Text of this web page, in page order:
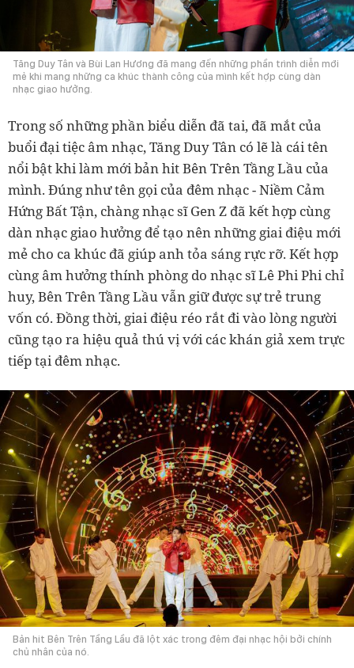
Tăng Duy Tân và Bùi Lan Hương đã mang đến những phần trình diễn mới
mẻ khi mang những ca khúc thành công của mình kết hợp cùng dàn
nhạc giao hưởng.
Trong số những phần biểu diễn đã tai, đã mắt của
buổi đại tiệc âm nhạc, Tăng Duy Tân có lẽ là cái tên
nổi bật khi làm mới bản hit Bên Trên Tầng Lầu của
mình. Đúng như tên gọi của đêm nhạc - Niềm Cảm
Hứng Bất Tận, chàng nhạc sĩ Gen Z đã kết hợp cùng
dàn nhạc giao hưởng để tạo nên những giai điệu mới
mẻ cho ca khúc đã giúp anh tỏa sáng rực rỡ. Kết hợp
cùng âm hưởng thính phòng do nhạc sĩ Lê Phi Phi chỉ
huy, Bên Trên Tầng Lầu vẫn giữ được sự trẻ trung
vốn có. Đồng thời, giai điệu réo rắt đi vào lòng người
cũng tạo ra hiệu quả thú vị với các khán giả xem trực
tiếp tại đêm nhạc.
Bản hit Bên Trên Tầng Lầu đã lột xác trong đêm đại nhạc hội bởi chính
chủ nhân của nó.